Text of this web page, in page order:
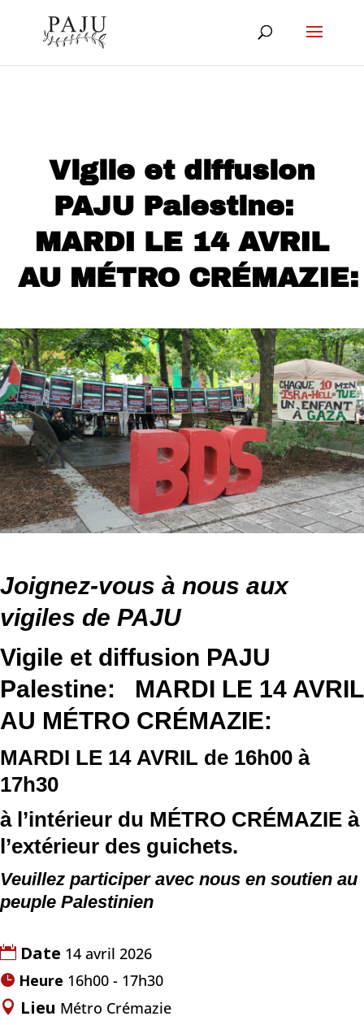
Vigile et diffusion
PAJU Palestine:
MARDI LE 14 AVRIL
AU MÉTRO
Joignez-vous à nous aux
vigiles de PAJU
Vigile et diffusion PAJU
Palestine: MARDI LE 14 AVRIL
AU MÉTRO CRÉMAZIE:
MARDI LE 14AVRIL de 16h00 à
17h30
à l’intérieur du MÉTRO CRÉMAZIE à
l’extérieur des guichets.
Veuillez participer avec nous en soutien au
peuple Palestinien
Date 14 avril 2026
Heure 16h00 - 17h30
Lieu Métro Crémazie